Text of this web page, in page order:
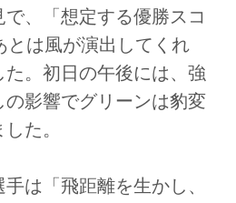
、「想定する優勝スコ
とは風が演出してくれ
。初日の午後には、強
の影響でグリーンは豹変
た。
は「飛距離を生かし、